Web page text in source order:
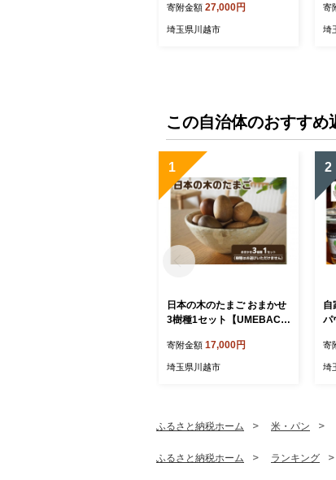
ド米 埼玉県
寄附金額 27,000円
埼玉県川越市
な
低
寄
埼
この自治体のおすすめ
1
日本の木のたまご おまかせ
3樹種1セット【UMEBACHI
寄附金額 17,000円
埼玉県川越市
2
自
パ
寄
埼
ふるさと納税ホーム 米・パン
ふるさと納税ホーム ランキング